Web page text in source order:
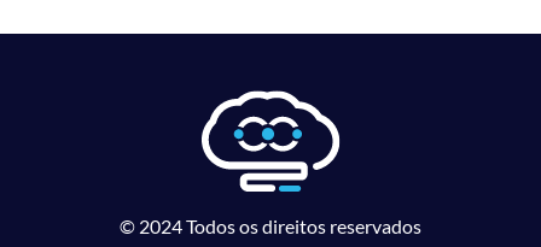
© 2024 Todos os direitos reservados